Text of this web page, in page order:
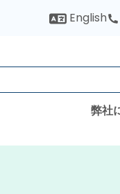
English
弊社